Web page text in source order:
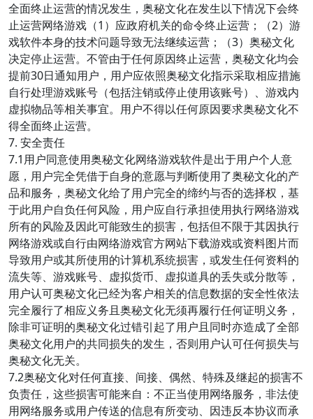
全面终止运营的情况发生，奥秘文化在发生以下情况下会终
止运营网络游戏（1）应政府机关的命令终止运营；（2）游
戏软件本身的技术问题导致无法继续运营；（3）奥秘文化
决定停止运营。不管由于任何原因终止运营，奥秘文化均会
提前30日通知用户，用户应依照奥秘文化指示采取相应措施
自行处理游戏账号（包括注销或停止使用该账号）、游戏内
虚拟物品等相关事宜。用户不得以任何原因要求奥秘文化不
得全面终止运营。
7. 安全责任
7.1用户同意使用奥秘文化网络游戏软件是出于用户个人意
愿，用户完全凭借于自身的意愿与判断使用了奥秘文化的产
品和服务，奥秘文化给了用户完全的缔约与否的选择权，基
于此用户自负任何风险，用户应自行承担使用执行网络游戏
所有的风险及因此可能致生的损害，包括但不限于其因执行
网络游戏或自行由网络游戏官方网站下载游戏或资料图片而
导致用户或其所使用的计算机系统损害，或发生任何资料的
流失等、游戏账号、虚拟货币、虚拟道具的丢失或分散等，
用户认可奥秘文化已经为客户相关的信息数据的安全性依法
完全履行了相应义务且奥秘文化无须再履行任何证明义务，
除非可证明的奥秘文化过错引起了用户且同时亦造成了全部
奥秘文化用户的共同损失的发生，否则用户认可任何损失与
奥秘文化无关。
7.2奥秘文化对任何直接、间接、偶然、特殊及继起的损害不
负责任，这些损害可能来自：不正当使用网络服务，非法使
用网络服务或用户传送的信息有所变动、因违反本协议而承